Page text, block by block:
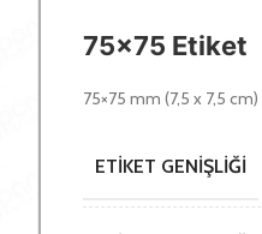
75×75 Etiket
75×75 mm (7,5 x 7,5
ETIKET GENIŞLIĞI